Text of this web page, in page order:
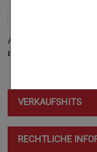
AKILAK
Es gibt keine Produkte in
VERKAUFSHITS
RECHTLICHE